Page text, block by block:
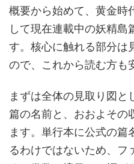
概要から始めて、黄金時
して現在連載中の妖精島
す。核心に触れる部分は
ので、これから読む方も
まずは全体の見取り図と
篇の名前と、おおよその
ます。単行本に公式の篇
るわけではないため、フ